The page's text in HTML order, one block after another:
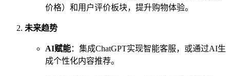
价格）和用户评价板块，提升购物体验。
未来趋势
AI赋能：集成ChatGPT实现智能客服，或通过AI生
成个性化内容推荐。